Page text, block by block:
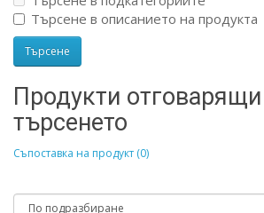
Търсене в описанието на продукта
Продукти
търсенето
Съпоставка на продукт (0)